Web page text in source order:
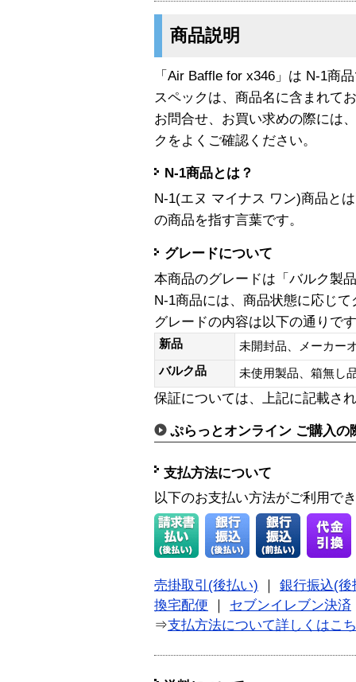
商品説明
「Air Baffle for x346」は N-1商
スペックは、商品名に含まれて
お問合せ、お買い求めの際には
クをよくご確認ください。
N-1商品とは？
N-1(エヌ マイナス ワン)商品と
の商品を指す言葉です。
グレードについて
本商品のグレードは「バルク製
N-1商品には、商品状態に応じ
グレードの内容は以下の通りで
新品
未開封品、メーカー
バルク品
未使用製品、箱無
保証については、上記に記載さ
ぷらっとオンライン ご購入の
支払方法について
以下のお支払い方法がご利用で
売掛取引(後払い)
銀行振込(後
換宅配便
セブンイレブン決済
⇒支払方法について詳しくはこ